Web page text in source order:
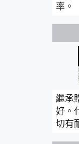
率。
繼承
好。
切有